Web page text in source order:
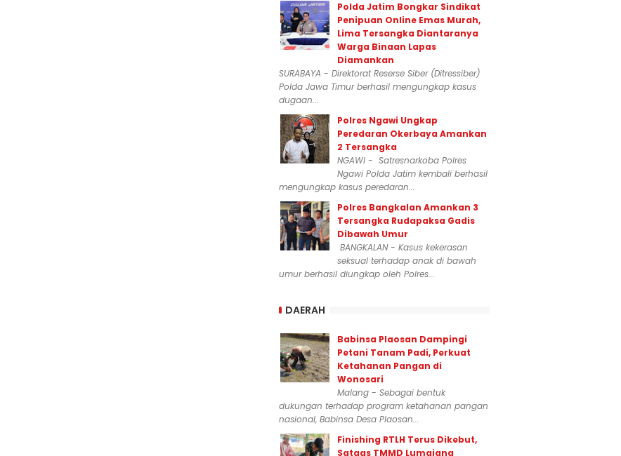
Polda Jatim Bongkar Sindikat
Penipuan Online Emas Murah,
Lima Tersangka Diantaranya
Warga Binaan Lapas
Diamankan
SURABAYA - Direktorat Reserse Siber (Ditressiber)
Polda Jawa Timur berhasil mengungkap kasus
dugaan...
Polres Ngawi Ungkap
Peredaran Okerbaya Amankan
2 Tersangka
NGAWI - Satresnarkoba Polres
Ngawi Polda Jatim kembali berhasil
mengungkap kasus peredaran...
Polres Bangkalan Amankan 3
Tersangka Rudapaksa Gadis
Dibawah Umur
BANGKALAN - Kasus kekerasan
seksual terhadap anak di bawah
umur berhasil diungkap oleh Polres...
DAERAH
Babinsa Plaosan Dampingi
Petani Tanam Padi, Perkuat
Ketahanan Pangan di
Wonosari
Malang - Sebagai bentuk
dukungan terhadap program ketahanan pangan
nasional, Babinsa Desa Plaosan...
Finishing RTLH Terus Dikebut,
Satgas TMMD Lumajang